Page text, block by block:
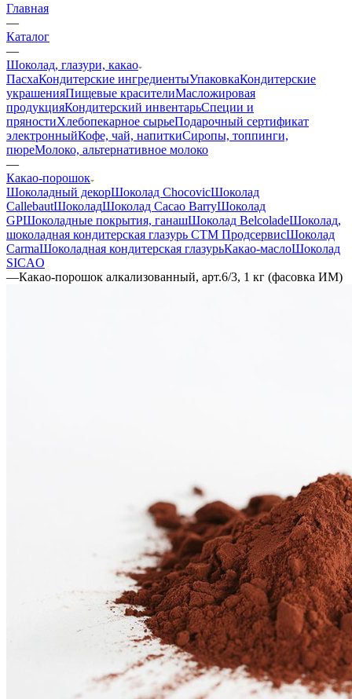
Главная
—
Каталог
—
Шоколад, глазури, какао
ПасхаКондитерские ингредиентыУпаковкаКондитерские
украшенияПищевые красителиМасложировая
продукцияКондитерский инвентарьСпеции и
пряностиХлебопекарное сырьеПодарочный сертификат
электронныйКофе, чай, напиткиСиропы, топпинги,
пюреМолоко, альтернативное молоко
—
Какао-порошок
Шоколадный декорШоколад ChocovicШоколад
CallebautШоколадШоколад Cacao BarryШоколад
GPШоколадные покрытия, ганашШоколад BelcoladeШоколад,
шоколадная кондитерская глазурь СТМ ПродсервисШоколад
CarmaШоколадная кондитерская глазурьКакао-маслоШоколад
SICAO
—Какао-порошок алкализованный, арт.6/3, 1 кг (фасовка ИМ)